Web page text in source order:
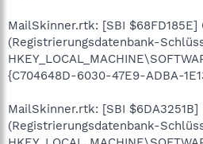
MailSkinner.rtk: [SBI $68FD185E]
(Registrierungsdatenbank-
{C704648D-6030-47E9-ADBA-
MailSkinner.rtk: [SBI
(Registrierungsdatenbank-